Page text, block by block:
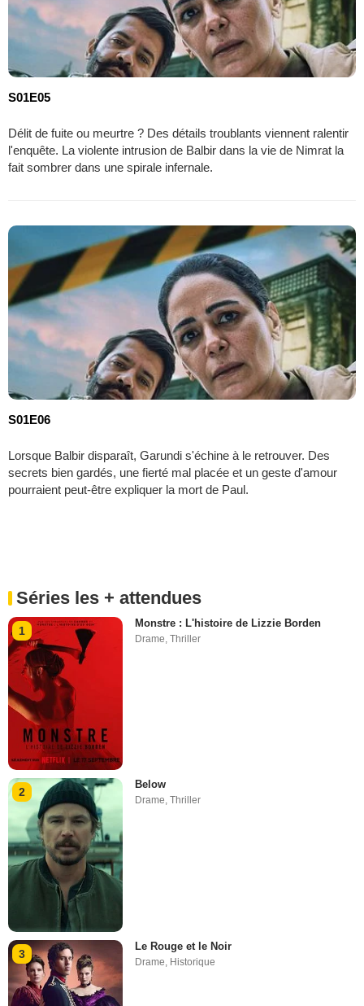
S01E05
Délit de fuite ou meurtre ? Des détails troublants viennent ralentir
l'enquête. La violente intrusion de Balbir dans la vie de Nimrat la
fait sombrer dans une spirale infernale.
S01E06
Lorsque Balbir disparaît, Garundi s'échine à le retrouver. Des
secrets bien gardés, une fierté mal placée et un geste d'amour
pourraient peut-être expliquer la mort de Paul.
Séries les + attendues
1
Monstre : L'histoire de Lizzie Borden
Drame,Thriller
2
Below
Drame,Thriller
3
Le Rouge et le Noir
Drame Historique